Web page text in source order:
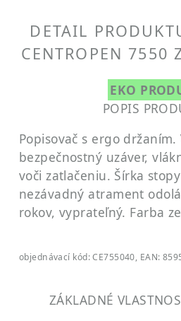
DETAIL
CENTROPEN 7550
EKO
POPIS
Popisovač s ergo držaním.
bezpečnostný uzáver,
voči zatlačeniu. Šírka
nezávadný atrament
rokov, vyprateľný. Farba
objednávací kód: CE755040, EAN:
ZÁKLADNÉ